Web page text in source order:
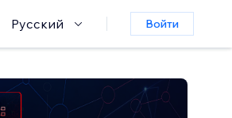
Русский Войти